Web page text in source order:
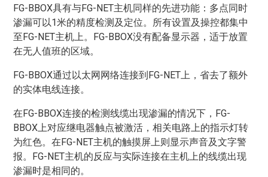
FG-BBOX具有与FG-NET主机同样的先进功能：多点同时
渗漏可以1米的精度检测及定位。所有设置及操控都集中
至FG-NET主机上。FG-BBOX没有配备显示器，适于放置
在无人值班的区域。
FG-BBOX通过以太网网络连接到FG-NET上，省去了额外
的实体电线连接。
在FG-BBOX连接的检测线缆出现渗漏的情况下，FG-
BBOX上对应继电器触点被激活，相关电路上的指示灯转
为红色。在FG-NET主机的触摸屏上则显示声音及文字警
报。FG-NET主机的反应与实际连接在主机上的线缆出现
渗漏时是相同的。